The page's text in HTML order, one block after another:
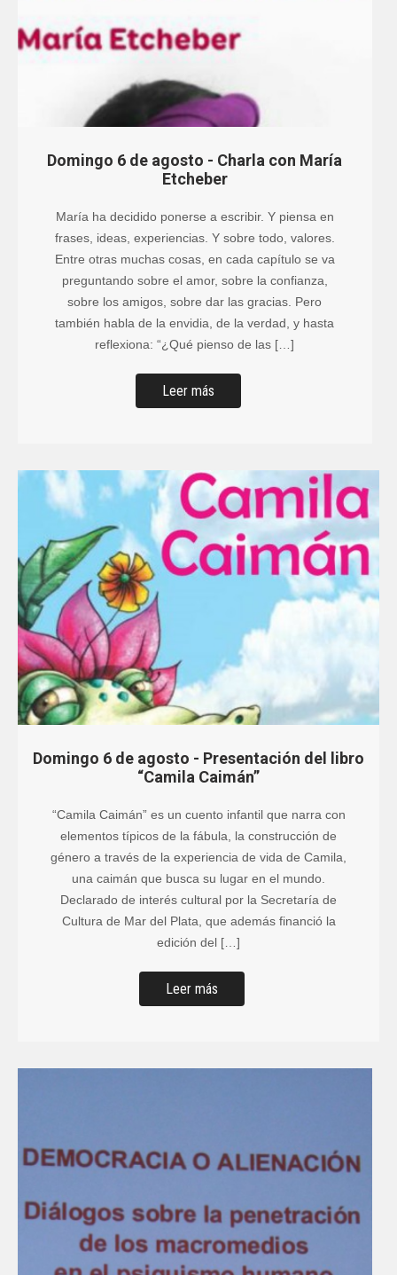
Etcheber
frases, ideas, experiencias. Y sobre todo, valores.
Entre otras muchas cosas, en cada capítulo se va
preguntando sobre el amor, sobre la confianza,
sobre los amigos, sobre dar las gracias. Pero
también habla de la envidia, de la verdad, y hasta
reflexiona: “¿Qué pienso de las […]
Leer más
“Camila Caimán”
elementos típicos de la fábula, la construcción de
género a través de la experiencia de vida de Camila,
una caimán que busca su lugar en el mundo.
Declarado de interés cultural por la Secretaría de
Cultura de Mar del Plata, que además financió la
edición del […]
Leer más